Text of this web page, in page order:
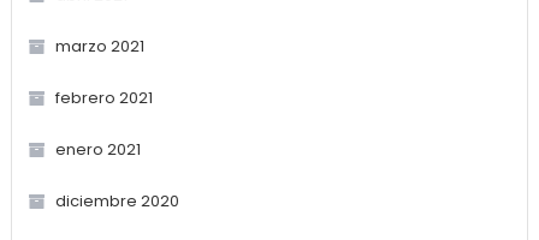
marzo 2021
febrero 2021
enero 2021
diciembre 2020